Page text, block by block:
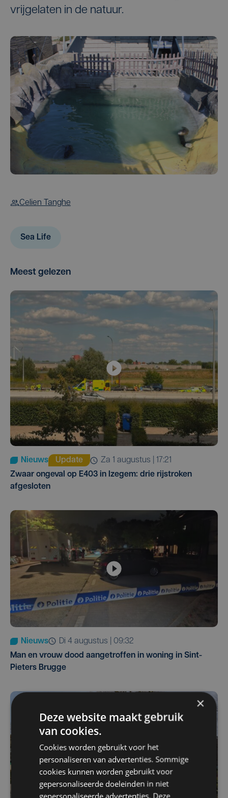
vrijgelaten in de natuur.
Celien Tanghe
Sea Life
Meest gelezen
Nieuws Update
za 1 augustus | 17:21
Zwaar ongeval op E403 in Izegem: drie rijstroken
afgesloten
Nieuws
di 4 augustus | 09:32
Man en vrouw dood aangetroffen in woning in Sint-
Pieters Brugge
×
Deze website maakt gebruik
van cookies.
Cookies worden gebruikt voor het
personaliseren van advertenties. Sommige
cookies kunnen worden gebruikt voor
gepersonaliseerde doeleinden in niet
gepersonaliseerde advertenties. Deze